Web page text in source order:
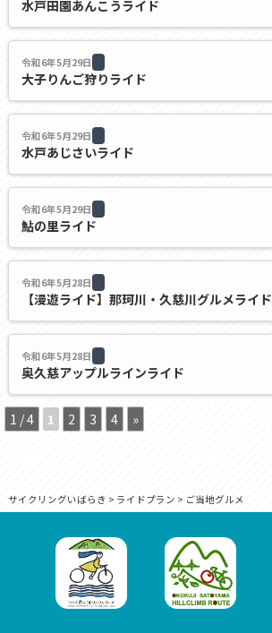
水戸田園あんこうライド
令和6年5月29日
大子りんご狩りライド
令和6年5月29日
水戸あじさいライド
令和6年5月29日
鮎の里ライド
令和6年5月28日
【漫遊ライド】那珂川・久慈川グルメライド
令和6年5月28日
奥久慈アップルラインライド
1 / 4 1 2 3 4 »
サイクリングいばらき > ライドプラン > ご当地グルメ